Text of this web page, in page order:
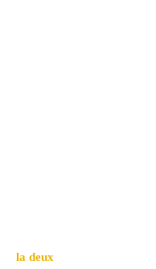
la deux